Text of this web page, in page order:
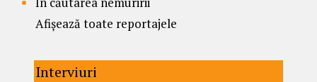
Afișează toate reportajele
Interviuri